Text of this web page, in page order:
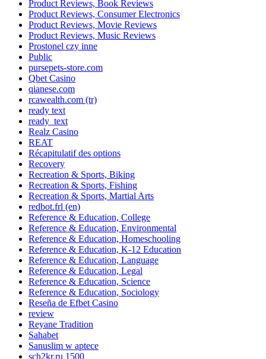
Product Reviews, Book Reviews
Product Reviews, Consumer Electronics
Product Reviews, Movie Reviews
Product Reviews, Music Reviews
Prostonel czy inne
Public
pursepets-store.com
Qbet Casino
qianese.com
rcawealth.com (tr)
ready text
ready_text
Realz Casino
REAT
Récapitulatif des options
Recovery
Recreation & Sports, Biking
Recreation & Sports, Fishing
Recreation & Sports, Martial Arts
redbot.frl (en)
Reference & Education, College
Reference & Education, Environmental
Reference & Education, Homeschooling
Reference & Education, K-12 Education
Reference & Education, Language
Reference & Education, Legal
Reference & Education, Science
Reference & Education, Sociology
Reseña de Efbet Casino
review
Reyane Tradition
Sahabet
Sanuslim w aptece
sch2kr.ru 1500